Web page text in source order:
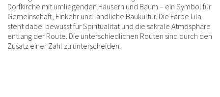
Dorfkirche mit umliegenden Häusern und Baum – ein Symbol für
Gemeinschaft, Einkehr und ländliche Baukultur. Die Farbe Lila
steht dabei bewusst für Spiritualität und die sakrale Atmosphäre
entlang der Route. Die unterschiedlichen Routen sind durch den
Zusatz einer Zahl zu unterscheiden.